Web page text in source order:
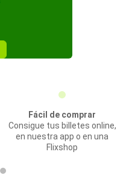
Fácil de comprar
Consigue tus billetes online,
en nuestra app o en una
Flixshop